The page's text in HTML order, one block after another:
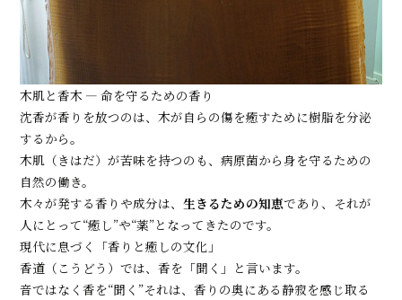
木肌と香木 ― 命を守るための香り
沈香が香りを放つのは、木が自らの傷を癒すために樹脂を分泌
するから。
木肌（きはだ）が苦味を持つのも、病原菌から身を守るための
自然の働き。
木々が発する香りや成分は、生きるための知恵であり、それが
人にとって“癒し”や“薬”となってきたのです。
現代に息づく「香りと癒しの文化」
香道（こうどう）では、香を「聞く」と言います。
音ではなく香を“聞く”――それは、香りの奥にある静寂を感じ取る